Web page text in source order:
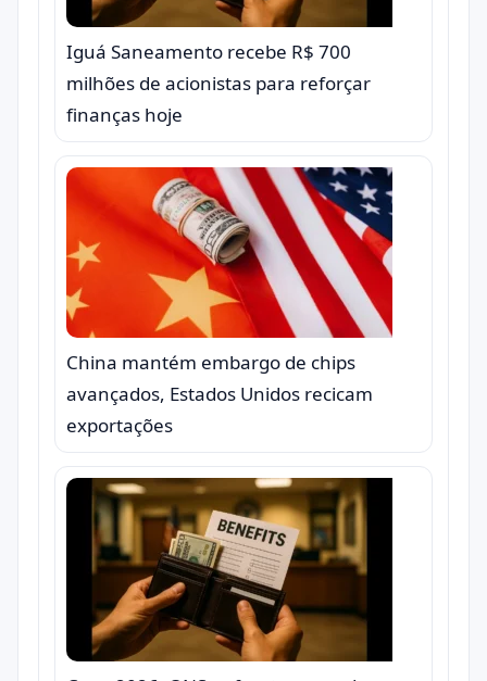
Iguá Saneamento recebe R$ 700
milhões de acionistas para reforçar
finanças hoje
China mantém embargo de chips
avançados, Estados Unidos recicam
exportações